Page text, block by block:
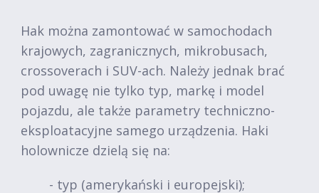
Hak można zamontować w samochodach
krajowych, zagranicznych, mikrobusach,
crossoverach i SUV-ach. Należy jednak brać
pod uwagę nie tylko typ, markę i model
pojazdu, ale także parametry techniczno-
eksploatacyjne samego urządzenia. Haki
holownicze dzielą się na:
- typ (amerykański i europejski);